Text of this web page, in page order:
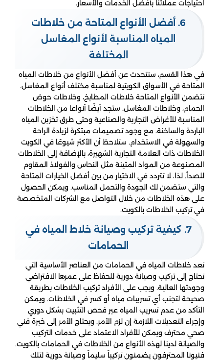
احتياجات عملائنا بأفضل الخدمات والأسعار.
6. أفضل الأنواع المتاحة من خلاطات
المياه المناسبة لأنواع المغاسل
المختلفة
في هذا القسم، سنتحدث عن أفضل الأنواع من خلاطات المياه
المتاحة في الأسواق الكويتية لمناسبة مختلف أنواع المغاسل.
تتضمن الأنواع المتاحة خلاطات المطابخ، وخلاطات حوض
الحمام، وخلاطات المغاسل. ستجد أيضًا أنواعا من الخلاطات
المناسبة للأغراض التجارية والصناعية وحتى طرق تخزين المياه
الباردة والساخنة، مع وجود تصميمات مبتكرة لزيادة الراحة
والسهولة في الاستخدام. ستلاحظ أن الأكثر شيوعًا في الكويت
الخلاطات ذات العلامة التجارية الشهيرة، بالإضافة إلى الخلاطات
المصنوعة من المواد المتينة مثل النحاس والفولاذ المقاوم
للصدأ. لذا، لا تتردد في الاختيار من بين أفضل الخيارات المتاحة
والتي ستضمن لك الجودة والتحمل المناسب. ويمكن الحصول
على هذه الخلاطات من خلال التواصل مع الشركات المتخصصة
في تركيب الخلاطات بالكويت.
7. كيفية تركيب وصيانة خلاط المياه في
الحمامات
تعد خلاطات المياه في الحمامات من العناصر الأساسية التي
تحتاج إلى تركيب وصيانة دورية للحفاظ على عمرها الافتراضي
وجودتها العالية. ويجب على الأفراد تركيب الخلاطات بطريقة
صحيحة لتجنب أي تسريبات مياه أو كسر في الخلاطات. ويمكن
التأكد من عدم تسريب المياه عبر فحص التثبيت بشكل دوري
وإجراء التعديلات اللازمة إن لزم الأمر. ويحتاج الأمر إلى خبرة فني
صحي محترف ويمكن للأفراد الاعتماد على خدمات التركيب
والصيانة لدينا لهذه الأنواع من الخلاطات في الحمامات بالكويت.
فنيونا المحترفون يضمنون تركيباً سليماً وصيانة دورية لتلك